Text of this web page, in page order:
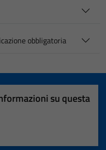
obbligatoria
su questa
su 5